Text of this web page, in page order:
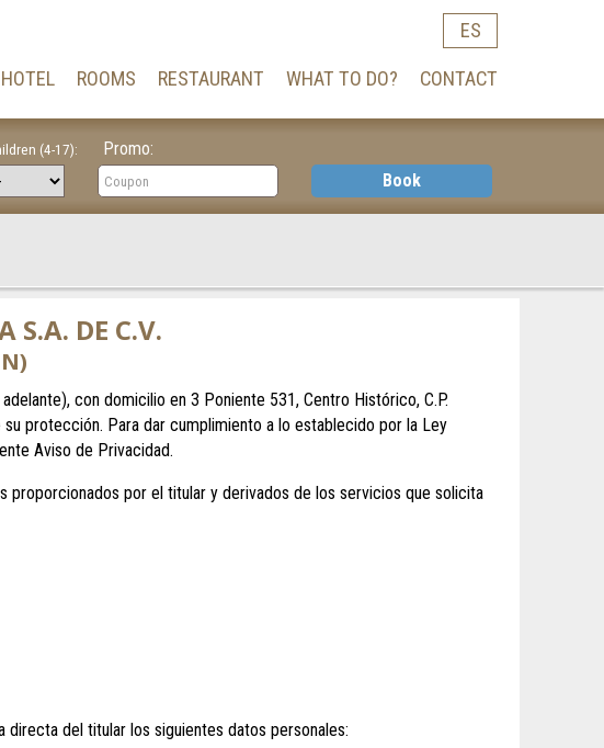
ROOMS RESTAURANT WHAT TO DO? CONTACT
ES
(4-17):
Promo:
Book
S.A. DE C.V.
adelante), con domicilio en 3 Poniente 531, Centro Histórico, C.P.
protección. Para dar cumplimiento a lo establecido por la Ley
Aviso de Privacidad.
proporcionados por el titular y derivados de los servicios que solicita
del titular los siguientes datos personales: